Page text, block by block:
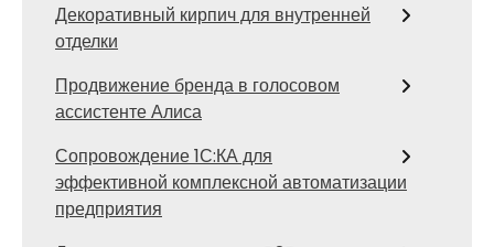
Декоративный кирпич для внутренней
отделки
Продвижение бренда в голосовом
ассистенте Алиса
Сопровождение 1С:КА для
эффективной комплексной автоматизации
предприятия